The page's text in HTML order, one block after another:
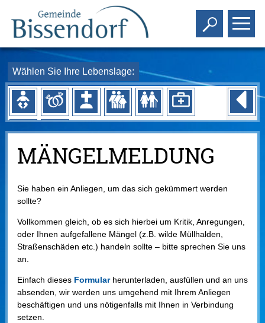
Toggle
Wählen Sie Ihre Lebenslage:
MÄNGELMELDUNG
Sie haben ein Anliegen, um das sich gekümmert werden
sollte?
Vollkommen gleich, ob es sich hierbei um Kritik, Anregungen,
oder Ihnen aufgefallene Mängel (z.B. wilde Müllhalden,
Straßenschäden etc.) handeln sollte – bitte sprechen Sie uns
an.
Einfach dieses Formularherunterladen, ausfüllen und an uns
absenden, wir werden uns umgehend mit Ihrem Anliegen
beschäftigen und uns nötigenfalls mit Ihnen in Verbindung
setzen.